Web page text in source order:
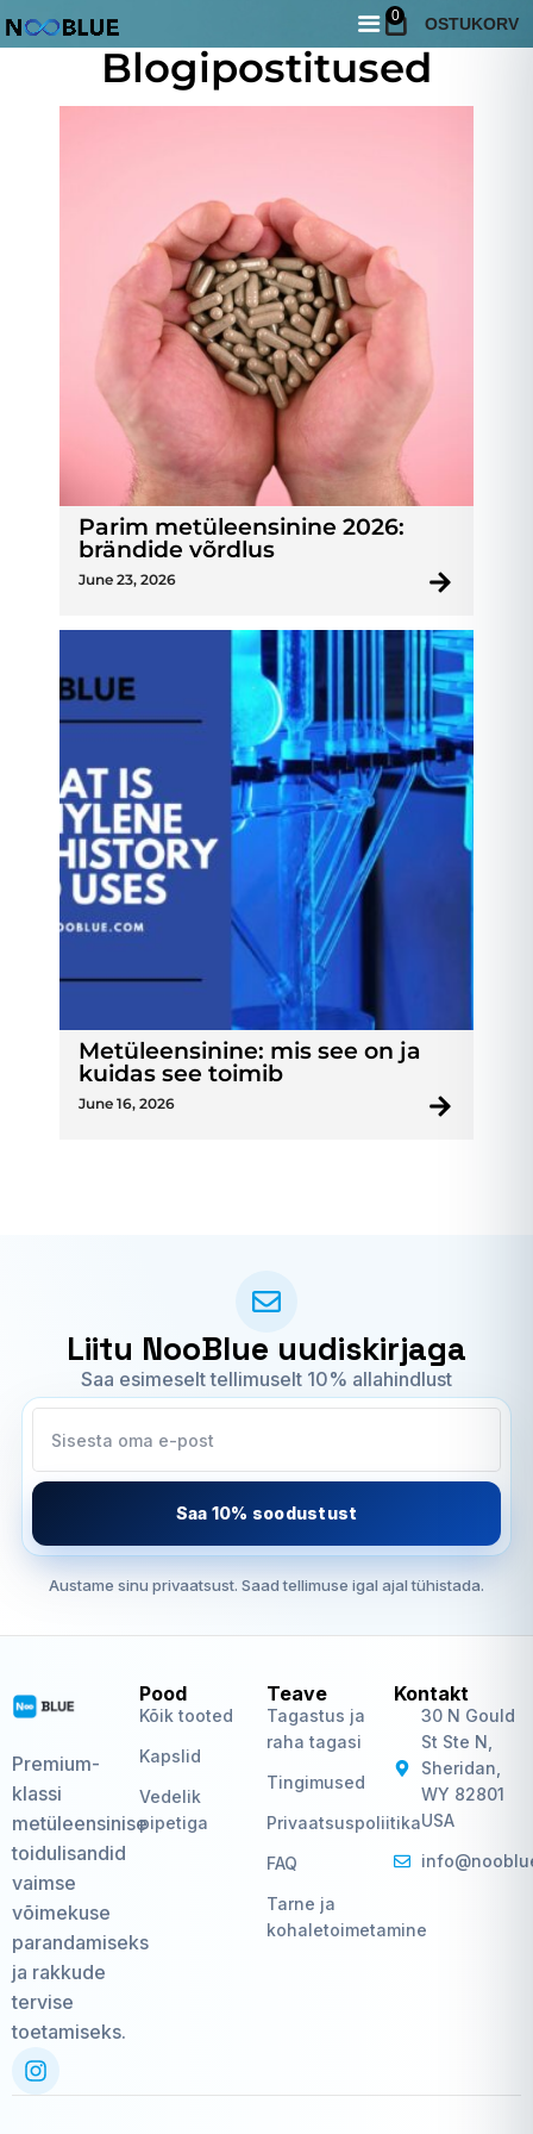
0 OSTUKORV
Blogipostitused
Parim metüleensinine 2026:
brändide võrdlus
June 23, 2026
Metüleensinine: mis see on ja
kuidas see toimib
June 16, 2026
Liitu NooBlue uudiskirjaga
Saa esimeselt tellimuselt 10% allahindlust
Saa 10% soodustust
Austame sinu privaatsust. Saad tellimuse igal ajal tühistada.
Premium-
klassi
metüleensinise
toidulisandid
vaimse
võimekuse
parandamiseks
ja rakkude
tervise
toetamiseks.
Pood
Kõik tooted
Kapslid
Vedelik
pipetiga
Teave
Tagastus ja
raha tagasi
Tingimused
Privaatsuspoliitika
FAQ
Tarne ja
kohaletoimetamine
Kontakt
30 N Gould
St Ste N,
Sheridan,
WY 82801
USA